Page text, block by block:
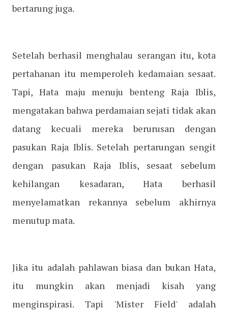
bertarung juga.
Setelah berhasil menghalau serangan itu, kota
pertahanan itu memperoleh kedamaian sesaat.
Tapi, Hata maju menuju benteng Raja Iblis,
mengatakan bahwa perdamaian sejati tidak akan
datang kecuali mereka berurusan dengan
pasukan Raja Iblis. Setelah pertarungan sengit
dengan pasukan Raja Iblis, sesaat sebelum
kehilangan kesadaran, Hata berhasil
menyelamatkan rekannya sebelum akhirnya
menutup mata.
Jika itu adalah pahlawan biasa dan bukan Hata,
itu mungkin akan menjadi kisah yang
menginspirasi. Tapi 'Mister Field' adalah